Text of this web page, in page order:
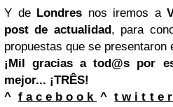
Y de Londres nos iremos a
post de actualidad , para
propuestas que se presentaron
¡Mil gracias a tod@s por
mejor... ¡TRÊS!
^ f a c e b o o k ^ t w i t t e r